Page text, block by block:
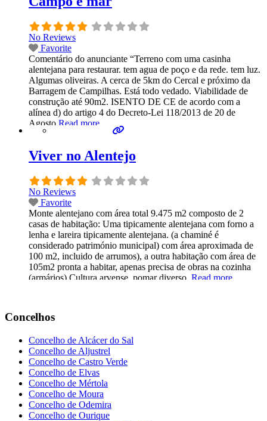
No Reviews
Favorite
Comentário do anunciante “Terreno com uma casinha
alentejana para restaurar. tem agua de poço e da rede. tem luz.
Algumas oliveiras. A cerca de 5km do Cercal e próximo da
Barragem de Campilhas. Está todo vedado. Viabilidade de
construção até 90m2. ISENTO DE CE de acordo com a
alínea d) do artigo 4 do Decreto-Lei 118/2013 de 20 de
Agosto Read more...
Viver no Alentejo
No Reviews
Favorite
Monte alentejano com área total 9.475 m2 composto de 2
casas de habitação: Uma tipicamente alentejana com forno a
lenha e lareira tipicamente alentejana. (a chaminé é
considerado património municipal) com área aproximada de
100 m2, incluido de arrumos), a outra habitação com área de
105m2 pronta a habitar, apenas precisa de obras na cozinha
(armários) Cultura arvense, pomar diverso, Read more...
Concelhos
Concelho de Alcácer do Sal
Concelho de Aljustrel
Concelho de Castro Verde
Concelho de Elvas
Concelho de Mértola
Concelho de Moura
Concelho de Odemira
Concelho de Ourique